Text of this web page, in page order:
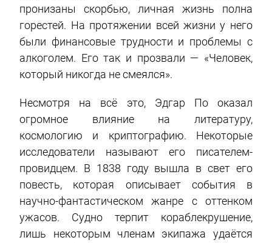
пронизаны скорбью, личная жизнь полна
горестей. На протяжении всей жизни у него
были финансовые трудности и проблемы с
алкоголем. Его так и прозвали — «Человек,
который никогда не смеялся».
Несмотря на всё это, Эдгар По оказал
огромное влияние на литературу,
космологию и криптографию. Некоторые
исследователи называют его писателем-
провидцем. В 1838 году вышла в свет его
повесть, которая описывает события в
научно-фантастическом жанре с оттенком
ужасов. Судно терпит кораблекрушение,
лишь некоторым членам экипажа удаётся